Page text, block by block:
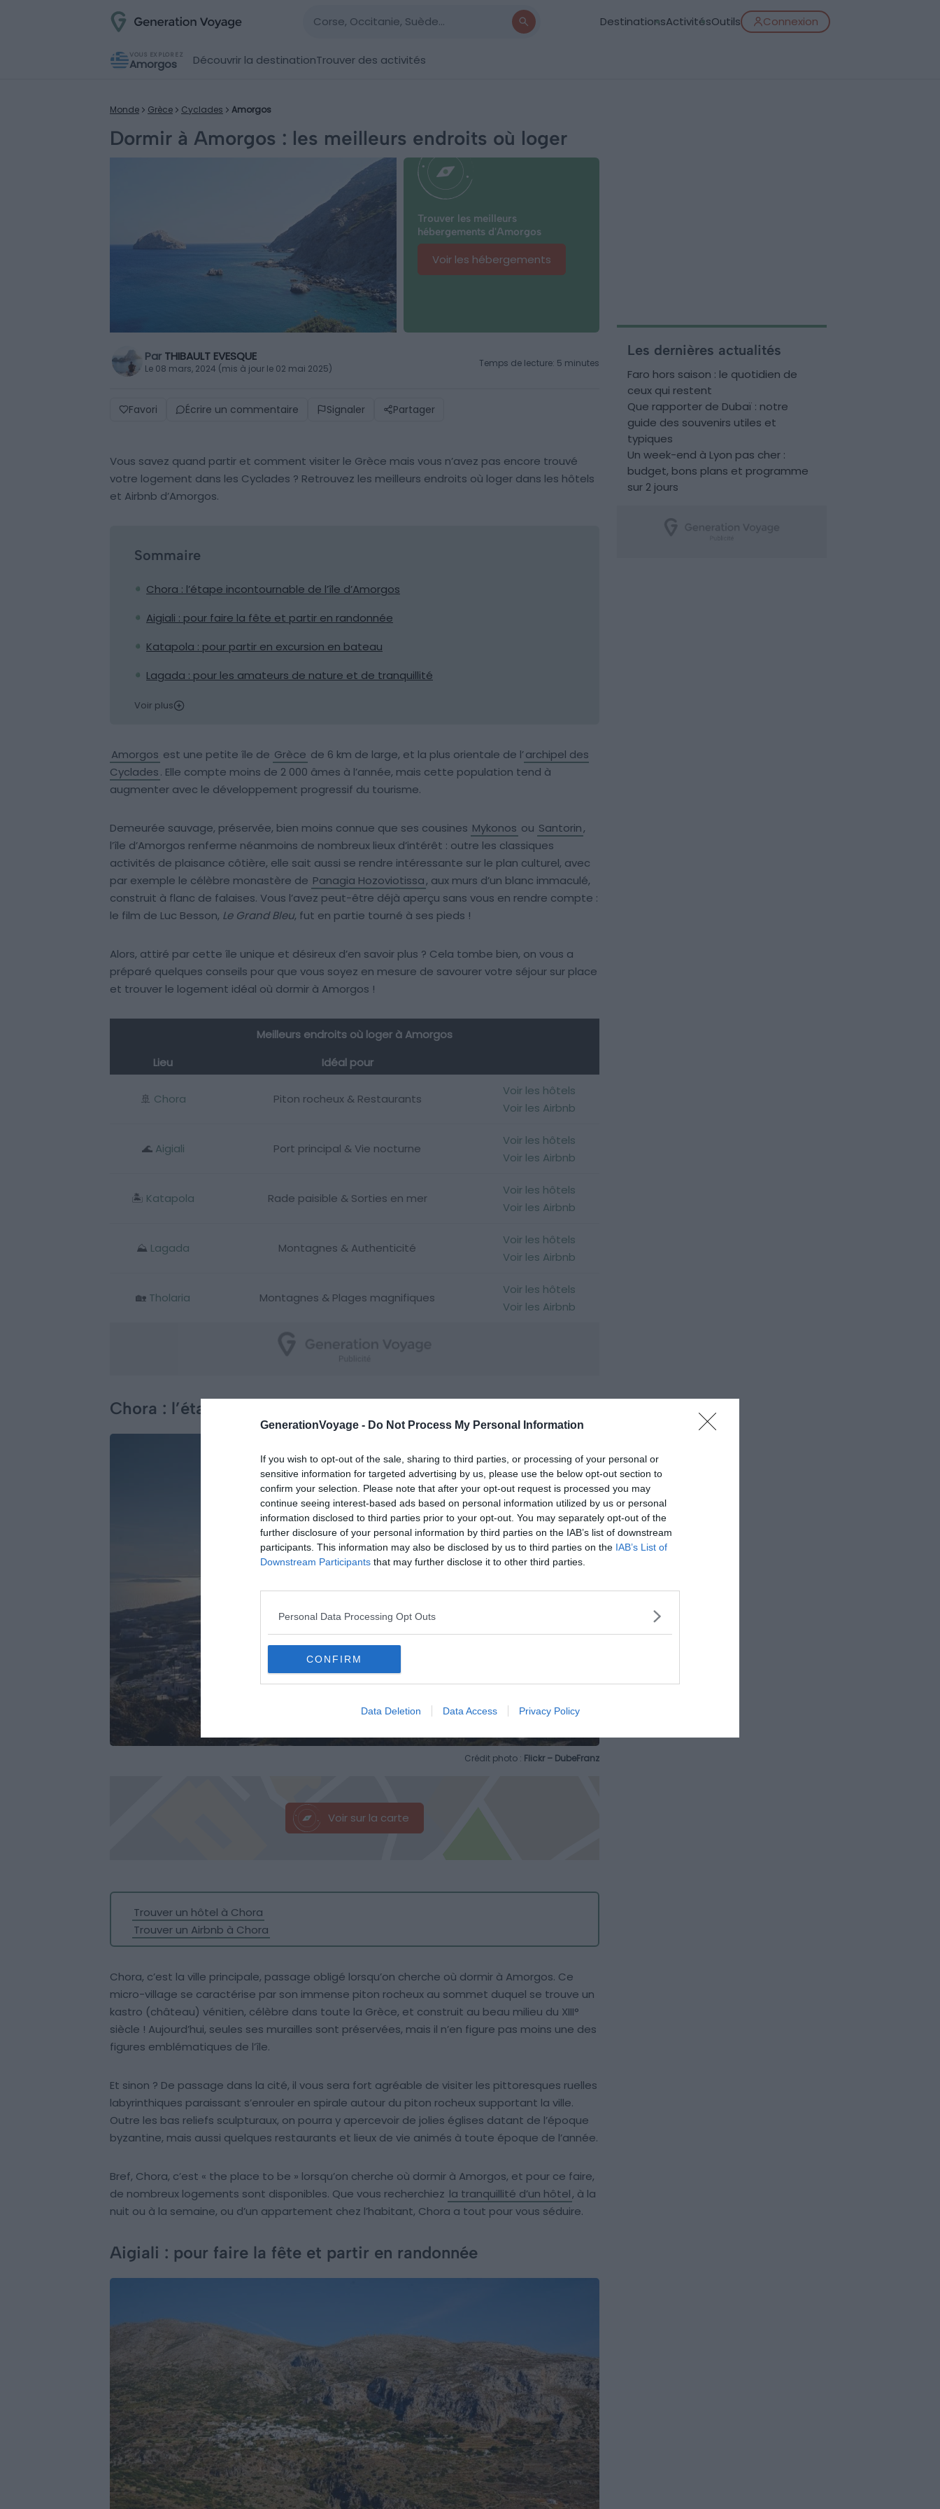
GenerationVoyage - Do Not Process My Personal Information
If you wish to opt-out of the sale, sharing to third parties, or processing of your personal or
sensitive information for targeted advertising by us, please use the below opt-out section to
confirm your selection. Please note that after your opt-out request is processed you may
continue seeing interest-based ads based on personal information utilized by us or personal
information disclosed to third parties prior to your opt-out. You may separately opt-out of the
further disclosure of your personal information by third parties on the IAB’s list of downstream
participants. This information may also be disclosed by us to third parties on the IAB’s List of
Downstream Participants that may further disclose it to other third parties.
Personal Data Processing Opt Outs
CONFIRM
Data Deletion Data Access Privacy Policy
DestinationsActivitésOutils Connexion
VOUS EXPLOREZ
Amorgos Découvrir la destinationTrouver des activités
Monde Grèce Cyclades Amorgos
Dormir à Amorgos : les meilleurs endroits où loger
Trouver les meilleurs
hébergements d'Amorgos
Voir les hébergements
Par THIBAULT EVESQUE
Le 08 mars, 2024 (mis à jour le 02 mai 2025) Temps de lecture: 5 minutes
Favori Écrire un commentaire Signaler Partager
Vous savez quand partir et comment visiter le Grèce mais vous n’avez pas encore trouvé
votre logement dans les Cyclades ? Retrouvez les meilleurs endroits où loger dans les hôtels
et Airbnb d’Amorgos.
Sommaire
Chora : l’étape incontournable de l’île d’Amorgos
Aigiali : pour faire la fête et partir en randonnée
Katapola : pour partir en excursion en bateau
Lagada : pour les amateurs de nature et de tranquillité
Voir plus
Amorgos est une petite île de Grèce de 6 km de large, et la plus orientale de l’archipel des
Cyclades. Elle compte moins de 2 000 âmes à l’année, mais cette population tend à
augmenter avec le développement progressif du tourisme.
Demeurée sauvage, préservée, bien moins connue que ses cousines Mykonos ou Santorin,
l’île d’Amorgos renferme néanmoins de nombreux lieux d’intérêt : outre les classiques
activités de plaisance côtière, elle sait aussi se rendre intéressante sur le plan culturel, avec
par exemple le célèbre monastère de Panagia Hozoviotissa, aux murs d’un blanc immaculé,
construit à flanc de falaises. Vous l’avez peut-être déjà aperçu sans vous en rendre compte :
le film de Luc Besson, Le Grand Bleu, fut en partie tourné à ses pieds !
Alors, attiré par cette île unique et désireux d’en savoir plus ? Cela tombe bien, on vous a
préparé quelques conseils pour que vous soyez en mesure de savourer votre séjour sur place
et trouver le logement idéal où dormir à Amorgos !
Meilleurs endroits où loger à Amorgos
Lieu
Idéal pour
🚢 Chora Piton rocheux & Restaurants
Voir les hôtels
Voir les Airbnb
🌊 Aigiali Port principal & Vie nocturne
Voir les hôtels
Voir les Airbnb
🏝️ Katapola Rade paisible & Sorties en mer
Voir les hôtels
Voir les Airbnb
⛰️ Lagada Montagnes & Authenticité
Voir les hôtels
Voir les Airbnb
🏡 Tholaria Montagnes & Plages magnifiques
Voir les hôtels
Voir les Airbnb
Chora : l’étape incontournable de l’île d’Amorgos
Crédit photo : Flickr – DubeFranz
Voir sur la carte
Trouver un hôtel à Chora
Trouver un Airbnb à Chora
Chora, c’est la ville principale, passage obligé lorsqu’on cherche où dormir à Amorgos. Ce
micro-village se caractérise par son immense piton rocheux au sommet duquel se trouve un
kastro (château) vénitien, célèbre dans toute la Grèce, et construit au beau milieu du XIII°
siècle ! Aujourd’hui, seules ses murailles sont préservées, mais il n’en figure pas moins une des
figures emblématiques de l’île.
Et sinon ? De passage dans la cité, il vous sera fort agréable de visiter les pittoresques ruelles
labyrinthiques paraissant s’enrouler en spirale autour du piton rocheux supportant la ville.
Outre les bas reliefs sculpturaux, on pourra y apercevoir de jolies églises datant de l’époque
byzantine, mais aussi quelques restaurants et lieux de vie animés à toute époque de l’année.
Bref, Chora, c’est « the place to be » lorsqu’on cherche où dormir à Amorgos, et pour ce faire,
de nombreux logements sont disponibles. Que vous recherchiez la tranquillité d’un hôtel, à la
nuit ou à la semaine, ou d’un appartement chez l’habitant, Chora a tout pour vous séduire.
Aigiali : pour faire la fête et partir en randonnée
Les dernières actualités
Faro hors saison : le quotidien de
ceux qui restent
Que rapporter de Dubaï : notre
guide des souvenirs utiles et
typiques
Un week-end à Lyon pas cher :
budget, bons plans et programme
sur 2 jours